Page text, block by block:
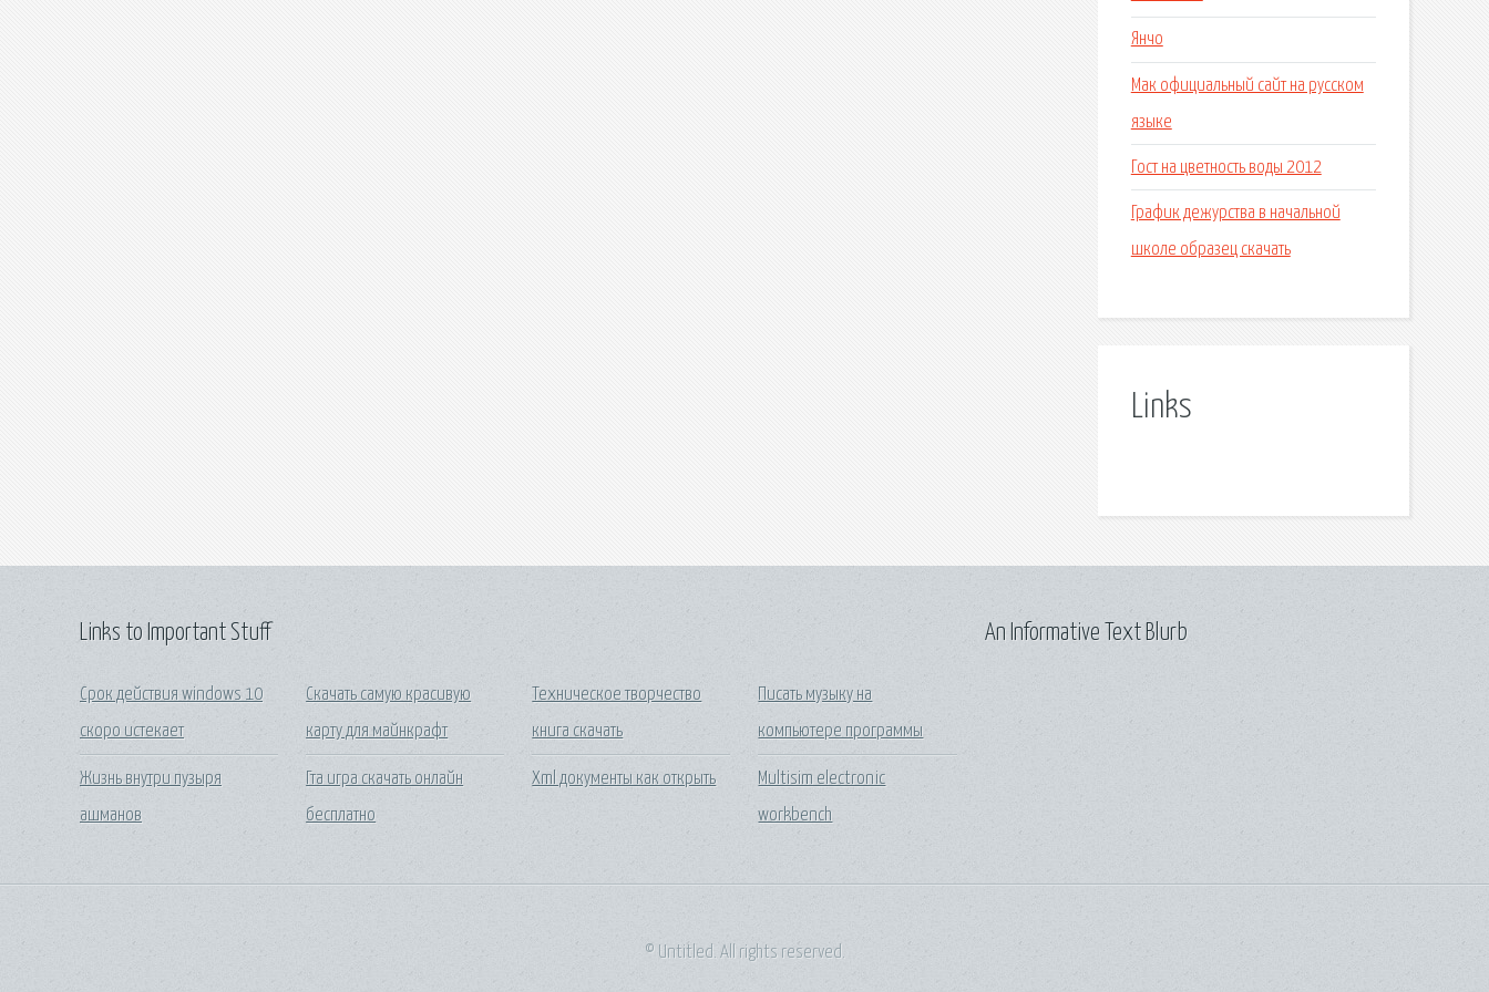
Янчо
Мак официальный сайт на русском
языке
Гост на цветность воды 2012
График дежурства в начальной
школе образец скачать
Links
Links to Important Stuff
Срок действия windows 10
скоро истекает
Жизнь внутри пузыря
ашманов
Скачать самую красивую
карту для майнкрафт
Гта игра скачать онлайн
бесплатно
Техническое творчество
книга скачать
Xml документы как открыть
Писать музыку на
компьютере программы
Multisim electronic
workbench
An Informative Text Blurb
© Untitled. All rights reserved.